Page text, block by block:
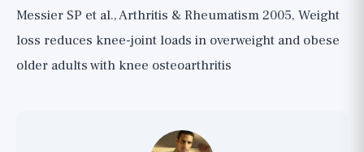
Messier SP et al., Arthritis & Rheumatism 2005, Weight
loss reduces knee-joint loads in overweight and obese
older adults with knee osteoarthritis